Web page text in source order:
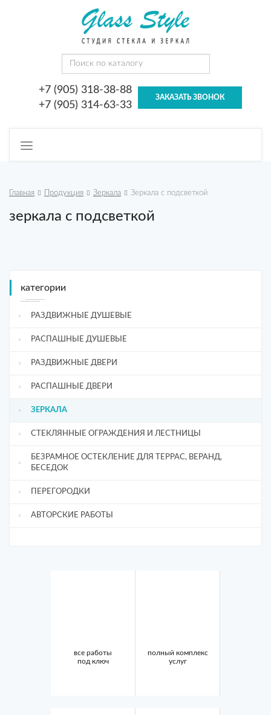
+7 (905) 318-38-88
+7 (905) 314-63-33
ЗАКАЗАТЬ ЗВОНОК
Toggle
Главная Продукция Зеркала Зеркала с подсветкой
зеркала с подсветкой
категории
РАЗДВИЖНЫЕ ДУШЕВЫЕ
РАСПАШНЫЕ ДУШЕВЫЕ
РАЗДВИЖНЫЕ ДВЕРИ
РАСПАШНЫЕ ДВЕРИ
ЗЕРКАЛА
СТЕКЛЯННЫЕ ОГРАЖДЕНИЯ И ЛЕСТНИЦЫ
БЕЗРАМНОЕ ОСТЕКЛЕНИЕ ДЛЯ ТЕРРАС, ВЕРАНД,
БЕСЕДОК
ПЕРЕГОРОДКИ
АВТОРСКИЕ РАБОТЫ
все работы
под ключ
полный комплекс
услуг